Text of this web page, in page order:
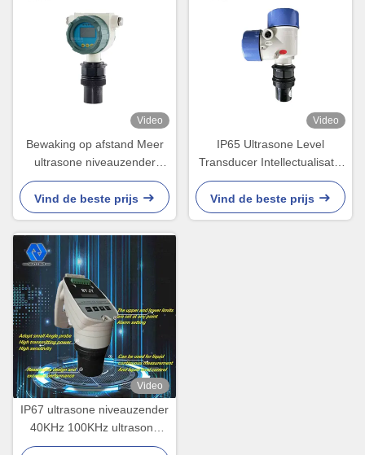
Video
Bewaking op afstand Meer
ultrasone niveauzender
Ultrasone olieniveauzender
Vind de beste prijs
Video
IP65 Ultrasone Level
Transducer Intellectualisatie
met LCD-scherm
Vind de beste prijs
Video
IP67 ultrasone niveauzender
40KHz 100KHz ultrasone
niveausensor voor watertank